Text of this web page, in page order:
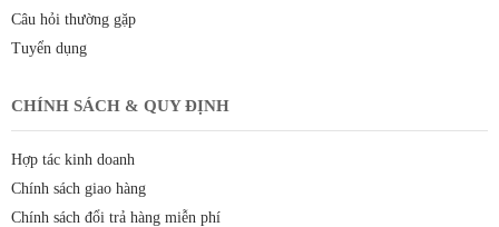
Câu hỏi thường gặp
Tuyển dụng
CHÍNH SÁCH & QUY ĐỊNH
Hợp tác kinh doanh
Chính sách giao hàng
Chính sách đổi trả hàng miễn phí